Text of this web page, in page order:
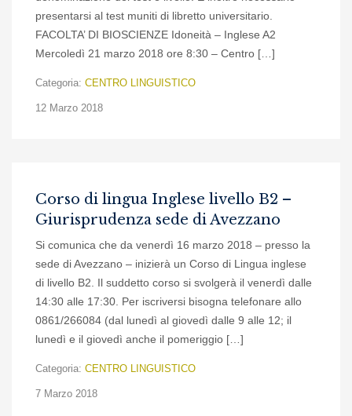
presentarsi al test muniti di libretto universitario.
FACOLTA’ DI BIOSCIENZE Idoneità – Inglese A2
Mercoledì 21 marzo 2018 ore 8:30 – Centro […]
Categoria: CENTRO LINGUISTICO
12 Marzo 2018
Corso di lingua Inglese livello B2 –
Giurisprudenza sede di Avezzano
Si comunica che da venerdì 16 marzo 2018 – presso la
sede di Avezzano – inizierà un Corso di Lingua inglese
di livello B2. Il suddetto corso si svolgerà il venerdì dalle
14:30 alle 17:30. Per iscriversi bisogna telefonare allo
0861/266084 (dal lunedì al giovedì dalle 9 alle 12; il
lunedì e il giovedì anche il pomeriggio […]
Categoria: CENTRO LINGUISTICO
7 Marzo 2018